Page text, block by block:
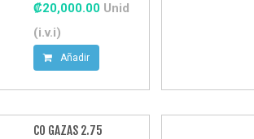
₡20,000.00 Unid
(i.v.i)
Añadir
CO GAZAS 2.75